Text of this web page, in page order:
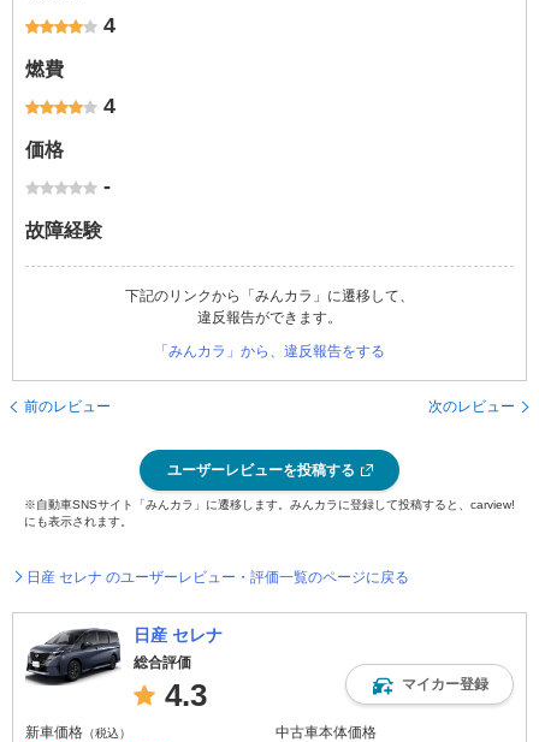
4
燃費
4
価格
-
故障経験
下記のリンクから「みんカラ」に遷移して、
違反報告ができます。
「みんカラ」から、違反報告をする
前のレビュー 次のレビュー
ユーザーレビューを投稿する
※自動車SNSサイト「みんカラ」に遷移します。みんカラに登録して投稿すると、carview!
にも表示されます。
日産 セレナ のユーザーレビュー・評価一覧のページに戻る
日産 セレナ
総合評価
4.3 マイカー登録
新車価格 （税込） 中古車本体価格